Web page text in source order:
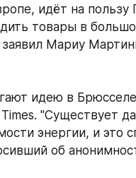
идёт на пользу
товары в
Мариу
идею в
"Существует
энергии, и это
об